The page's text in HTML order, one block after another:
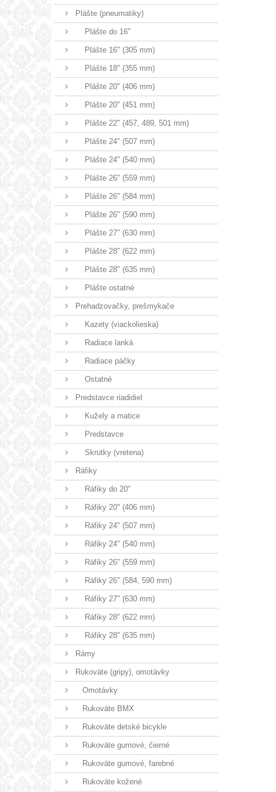
Plášte (pneumatiky)
Plášte do 16"
Plášte 16" (305 mm)
Plášte 18" (355 mm)
Plášte 20" (406 mm)
Plášte 20" (451 mm)
Plášte 22" (457, 489, 501 mm)
Plášte 24" (507 mm)
Plášte 24" (540 mm)
Plášte 26" (559 mm)
Plášte 26" (584 mm)
Plášte 26" (590 mm)
Plášte 27" (630 mm)
Plášte 28" (622 mm)
Plášte 28" (635 mm)
Plášte ostatné
Prehadzovačky, prešmykače
Kazety (viackolieska)
Radiace lanká
Radiace páčky
Ostatné
Predstavce riadidiel
Kužely a matice
Predstavce
Skrutky (vretena)
Ráfiky
Ráfiky do 20"
Ráfiky 20" (406 mm)
Ráfiky 24" (507 mm)
Ráfiky 24" (540 mm)
Ráfiky 26" (559 mm)
Ráfiky 26" (584, 590 mm)
Ráfiky 27" (630 mm)
Ráfiky 28" (622 mm)
Ráfiky 28" (635 mm)
Rámy
Rukoväte (gripy), omotávky
Omotávky
Rukoväte BMX
Rukoväte detské bicykle
Rukoväte gumové, čierné
Rukoväte gumové, farebné
Rukoväte kožené